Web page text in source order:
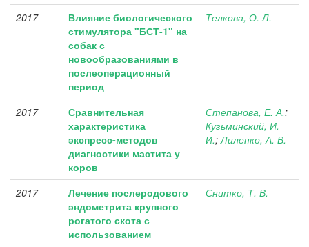
2017
Влияние биологического
стимулятора "БСТ-1" на
собак с
новообразованиями в
послеоперационный
период
Телкова, О. Л.
2017
Сравнительная
характеристика
экспресс-методов
диагностики мастита у
коров
Степанова, Е. А.;
Кузьминский, И.
И.;Лиленко, А. В.
2017
Лечение послеродового
эндометрита крупного
рогатого скота с
использованием
Снитко, Т. В.